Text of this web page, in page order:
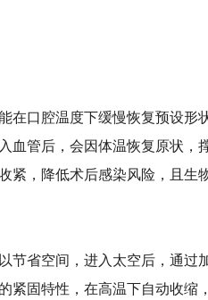
在口腔温度下缓慢恢复预设形
血管后，会因体温恢复原状，
，降低术后感染风险，且生
节省空间，进入太空后，通过
紧固特性，在高温下自动收缩